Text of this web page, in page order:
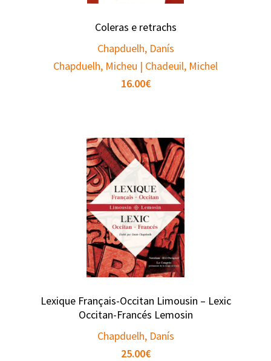
Coleras e retrachs
Chapduelh, Danís
Chapduelh, Micheu | Chadeuil, Michel
16.00€
Lexique Français-Occitan Limousin – Lexic
Occitan-Francés Lemosin
Chapduelh, Danís
25.00€